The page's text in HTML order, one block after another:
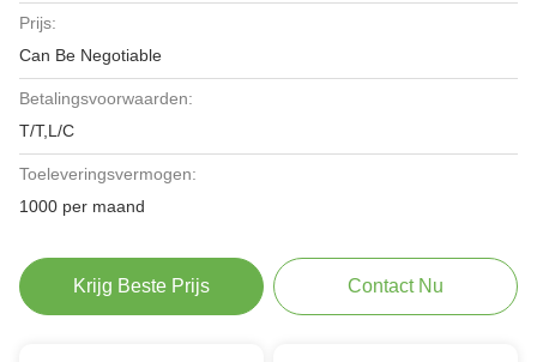
Prijs:
Can Be Negotiable
Betalingsvoorwaarden:
T/T,L/C
Toeleveringsvermogen:
1000 per maand
Krijg Beste Prijs Contact Nu